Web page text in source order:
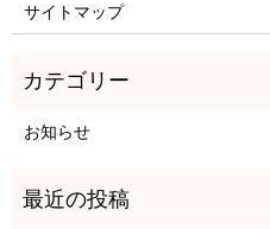
サイトマップ
お知らせ